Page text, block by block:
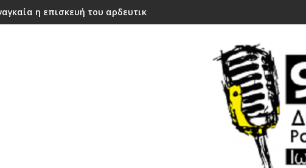
η επισκευή του αρδευτικού φράγματος Αώου